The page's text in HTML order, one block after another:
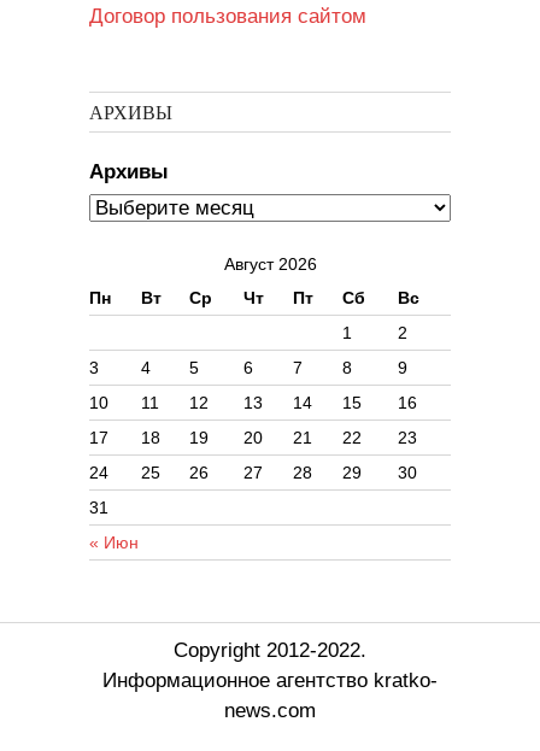
Договор пользования сайтом
АРХИВЫ
Архивы
Август 2026
Пн
Вт Ср Чт Пт Сб Вс
« Июн
1
2
3
4 5 6 7 8
9
10
11 12 13 14 15
16
17
18 19 20 21 22
23
24
25 26 27 28 29
30
31
Copyright 2012-2022.
Информационное агентство kratko-
news.com